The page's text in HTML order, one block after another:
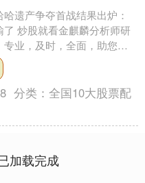
遗产争夺首战结果出炉：
了 炒股就看金麒麟分析师研
专业，及时，全面，助您挖
会！ 来源：达摩财经 8月1
后之....
分类：全国10大股票配
加载完成